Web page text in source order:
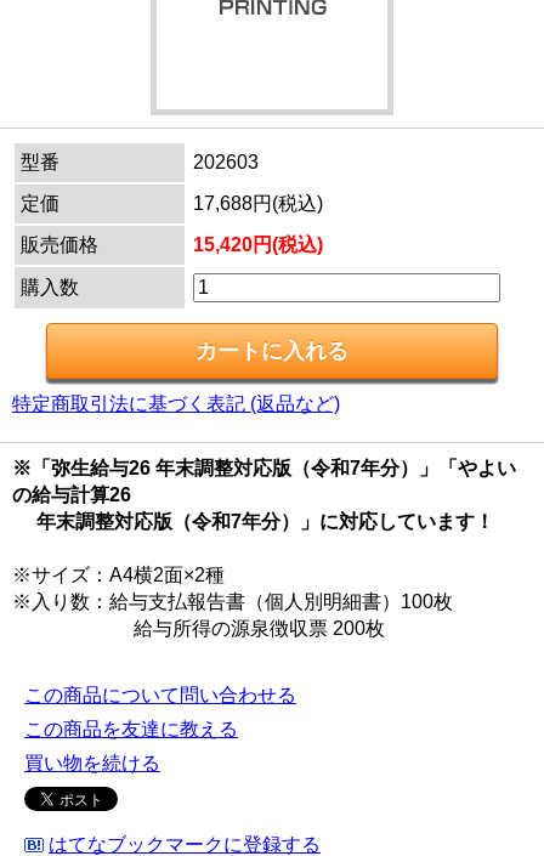
型番
202603
定価
17,688円(税込)
販売価格
15,420円(税込)
購入数
特定商取引法に基づく表記 (返品など)
※「弥生給与26 年末調整対応版（令和7年分）」「やよい
の給与計算26
年末調整対応版（令和7年分）」に対応しています！
※サイズ：A4横2面×2種
※入り数：給与支払報告書（個人別明細書）100枚
給与所得の源泉徴収票 200枚
この商品について問い合わせる
この商品を友達に教える
買い物を続ける
はてなブックマークに登録する